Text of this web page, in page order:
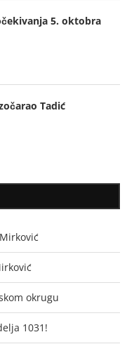
5. oktobra
Tadić
okrugu
1031!